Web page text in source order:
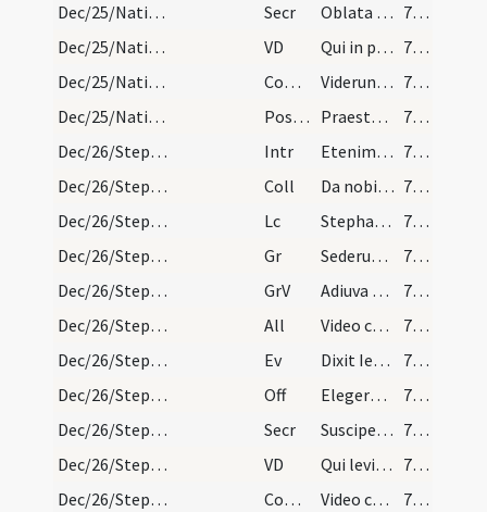
Dec/25/Nativitas/M3/Mass Propers
Secr Oblata Domine munera nova Unigeniti tui nativitate
77 (3bis.r)
Dec/25/Nativitas/M3/Mass Propers
VD Qui in principio erat apud te Deum Patrem Verbum
77 (3bis.r)
Dec/25/Nativitas/M3/Mass Propers
Comm Viderunt omnes fines terrae
77 (3bis.r)
Dec/25/Nativitas/M3/Mass Propers
Postcomm Praesta quaesumus omnipotens Deus ut natus hodie Salvator
78 (3bis.v)
Dec/26/Stephanus martyr/M2/Mass Propers
Intr Etenim sederunt principes
78 (3bis.v)
Dec/26/Stephanus martyr/M2/Mass Propers
Coll Da nobis quaesumus Domine imitari quod colimus
78 (3bis.v)
Dec/26/Stephanus martyr/M2/Mass Propers
Lc Stephanus plenus gratia et fortitudine
78 (3bis.v)
Dec/26/Stephanus martyr/M2/Mass Propers
Gr Sederunt principes
78 (3bis.v)
Dec/26/Stephanus martyr/M2/Mass Propers
GrV Adiuva me Domine
78 (3bis.v)
Dec/26/Stephanus martyr/M2/Mass Propers
All Video caelos apertos
78 (3bis.v)
Dec/26/Stephanus martyr/M2/Mass Propers
Ev Dixit Iesus ... Ecce ego mitto ad vos prophetas
78 (3bis.v)
Dec/26/Stephanus martyr/M2/Mass Propers
Off Elegerunt apostoli Stephanum levitam
79 (4r)
Dec/26/Stephanus martyr/M2/Mass Propers
Secr Suscipe Domine munera pro tuorum sollemnitate sanctorum
79 (4r)
Dec/26/Stephanus martyr/M2/Mass Propers
VD Qui levitarum praeconem vocasti Stephanum
79 (4r)
Dec/26/Stephanus martyr/M2/Mass Propers
Comm Video caelos apertos
79 (4r)